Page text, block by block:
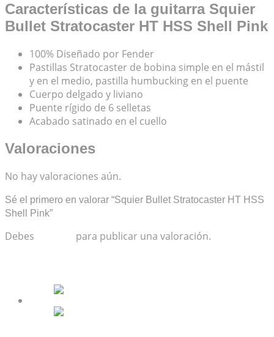
Características de la guitarra Squier
Bullet Stratocaster HT HSS Shell Pink
100% Diseñado por Fender
Pastillas Stratocaster de bobina simple en el mástil
y en el medio, pastilla humbucking en el puente
Cuerpo delgado y liviano
Puente rígido de 6 selletas
Acabado satinado en el cuello
Valoraciones
No hay valoraciones aún.
Sé el primero en valorar “Squier Bullet Stratocaster HT HSS
Shell Pink”
Debes para publicar una valoración.